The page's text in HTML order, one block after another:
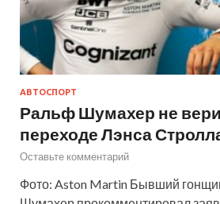
АВТОСПОРТ
Ральф Шумахер не
переходе Лэнса
Оставьте комментарий
Фото: Aston Martin Бывший